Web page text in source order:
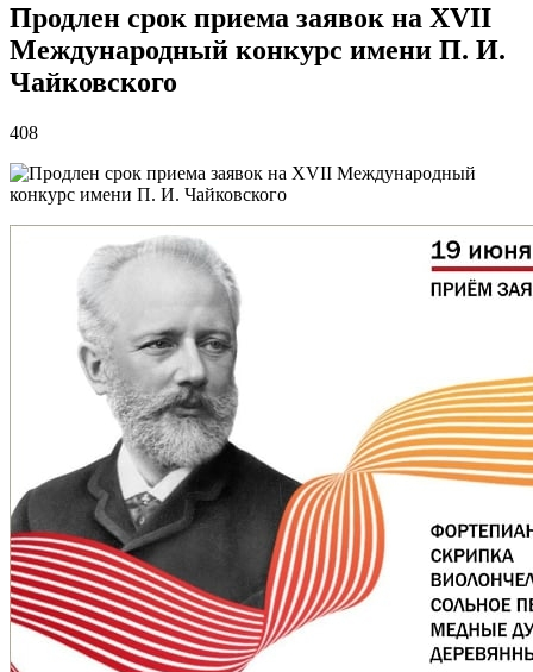
Продлен срок приема заявок на XVII
Международный конкурс имени П. И.
Чайковского
408